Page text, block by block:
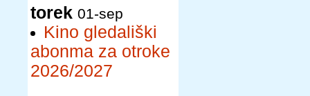
torek 01-sep
Kino gledališki
abonma za otroke
2026/2027